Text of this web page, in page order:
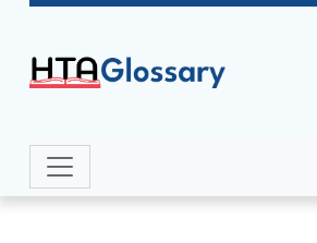
Navigation and related
Site identity,